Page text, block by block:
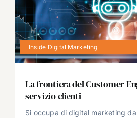
Inside Digital Marketing
La frontiera del Customer
servizio clienti
Si occupa di digital marketing